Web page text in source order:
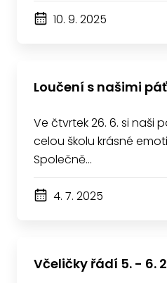
10. 9. 2025
Loučení s našimi
Ve čtvrtek 26. 6. si naši
celou školu krásné
Společně…
4. 7. 2025
Včeličky řádí 5. - 6.